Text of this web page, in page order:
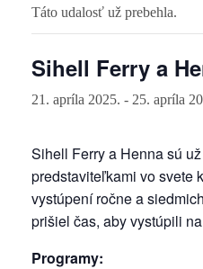
Táto udalosť už prebehla.
Sihell Ferry a
21. apríla 2025. - 25. apríla
Sihell Ferry a Henna sú
predstaviteľkami vo svete
vystúpení ročne a
prišiel čas, aby vystúpili
Programy: